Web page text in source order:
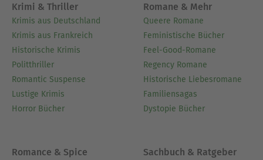
Krimi & Thriller
Krimis aus Deutschland
Krimis aus Frankreich
Historische Krimis
Politthriller
Romantic Suspense
Lustige Krimis
Horror Bücher
Romane & Mehr
Queere Romane
Feministische Bücher
Feel-Good-Romane
Regency Romane
Historische Liebesromane
Familiensagas
Dystopie Bücher
Romance & Spice Sachbuch & Ratgeber